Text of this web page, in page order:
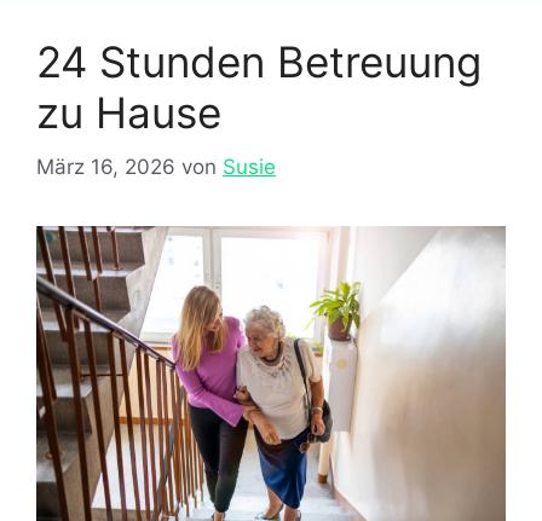
24 Stunden Betreuung
zu Hause
März 16, 2026 von Susie